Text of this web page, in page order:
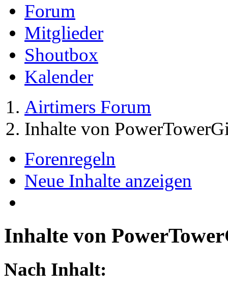
Forum
Mitglieder
Shoutbox
Kalender
Airtimers Forum
Inhalte von
Forenregeln
Neue Inhalte anzeigen
Inhalte von
Nach Inhalt: